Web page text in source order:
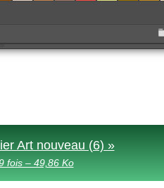
Art nouveau (6) »
fois – 49,86 Ko